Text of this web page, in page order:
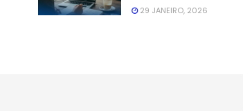
29 JANEIRO, 2026